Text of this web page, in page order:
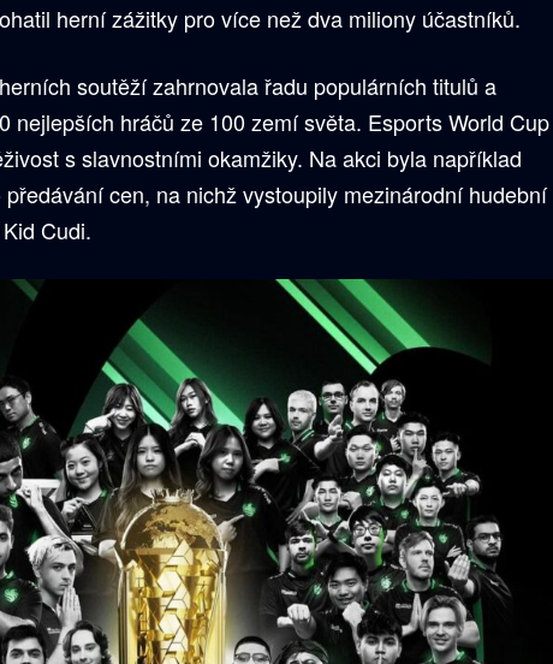
herní zážitky pro více než dva miliony účastníků.
soutěží zahrnovala řadu populárních titulů a
nejlepších hráčů ze 100 zemí světa. Esports World Cup
s slavnostními okamžiky. Na akci byla například
předávání cen, na nichž vystoupily mezinárodní hudební
Cudi.